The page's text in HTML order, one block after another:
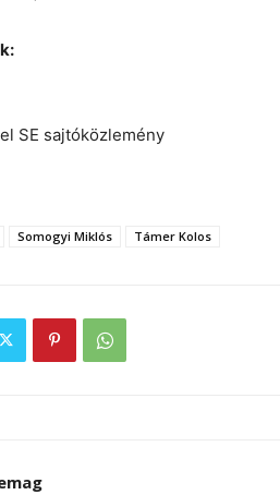
SE sajtóközlemény
Somogyi Miklós Támer Kolos